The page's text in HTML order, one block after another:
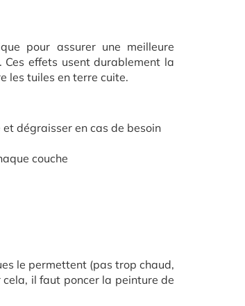
pour assurer une meilleure
effets usent durablement la
les tuiles en terre cuite.
dégraisser en cas de besoin
couche
le permettent (pas trop chaud,
il faut poncer la peinture de